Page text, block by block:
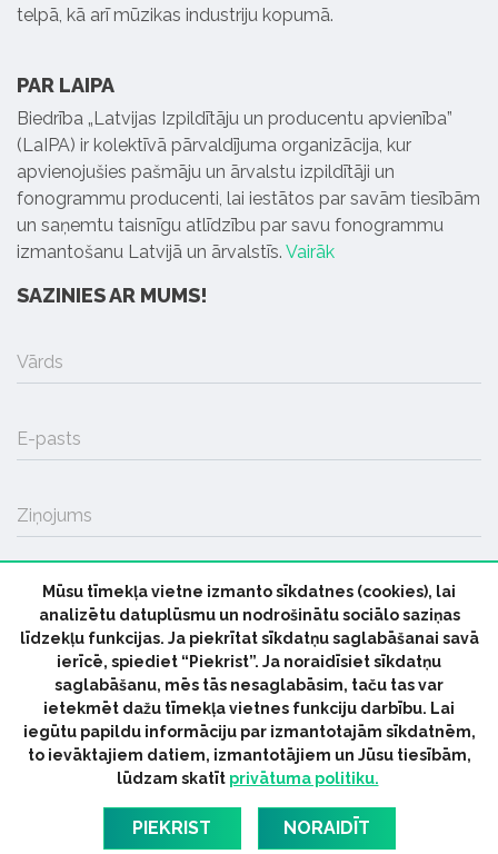
telpā, kā arī mūzikas industriju kopumā.
PAR LAIPA
Biedrība „Latvijas Izpildītāju un producentu apvienība”
(LaIPA) ir kolektīvā pārvaldījuma organizācija, kur
apvienojušies pašmāju un ārvalstu izpildītāji un
fonogrammu producenti, lai iestātos par savām tiesībām
un saņemtu taisnīgu atlīdzību par savu fonogrammu
izmantošanu Latvijā un ārvalstīs. Vairāk
SAZINIES AR MUMS!
Vārds
E-pasts
Ziņojums
SŪTĪT
© 2026 parmuziku.lv, visas tiesības paturētas
ParMuziku.lv Mūzikas Ziņas
Industrijas Ziņas
Industrijas ABC
Mūzika Biznesam
Latvijas oficiālais
dziesmu TOPS
RIGaLIVE
Mūsu tīmekļa vietne izmanto sīkdatnes (cookies), lai
analizētu datuplūsmu un nodrošinātu sociālo saziņas
līdzekļu funkcijas. Ja piekrītat sīkdatņu saglabāšanai savā
ierīcē, spiediet “Piekrist”. Ja noraidīsiet sīkdatņu
saglabāšanu, mēs tās nesaglabāsim, taču tas var
ietekmēt dažu tīmekļa vietnes funkciju darbību. Lai
iegūtu papildu informāciju par izmantotajām sīkdatnēm,
to ievāktajiem datiem, izmantotājiem un Jūsu tiesībām,
lūdzam skatīt privātuma politiku.
PIEKRIST NORAIDĪT